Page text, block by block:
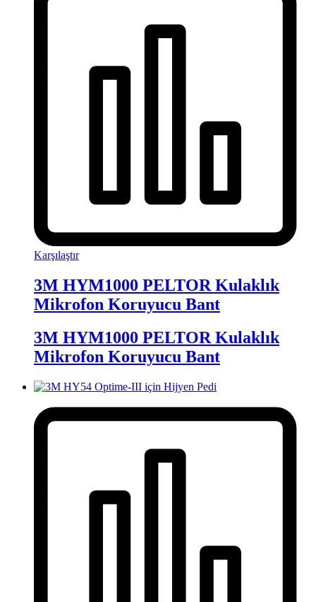
Karşılaştır
3M HYM1000 PELTOR Kulaklık
Mikrofon Koruyucu Bant
3M HYM1000 PELTOR Kulaklık
Mikrofon Koruyucu Bant